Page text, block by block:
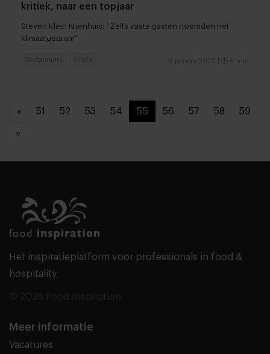
kritiek, naar een topjaar
Steven Klein Nijenhuis: “Zelfs vaste gasten noemden het
klimaatgedram”
9 januari 2025 6 min
Restaurants Chefs
« 51 52 53 54 55 56 57 58 59
»
Het inspiratieplatform voor professionals in food &
hospitality
Meer informatie
Vacatures